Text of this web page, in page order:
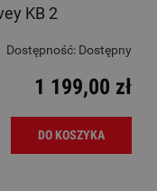
KB 2
Dostępność: Dostępny
1 199,00 zł
DO KOSZYKA